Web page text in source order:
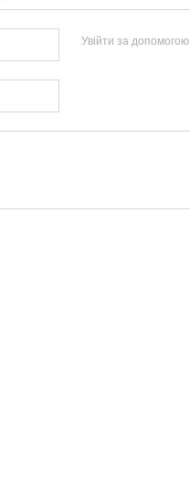
Увійти за допомогою